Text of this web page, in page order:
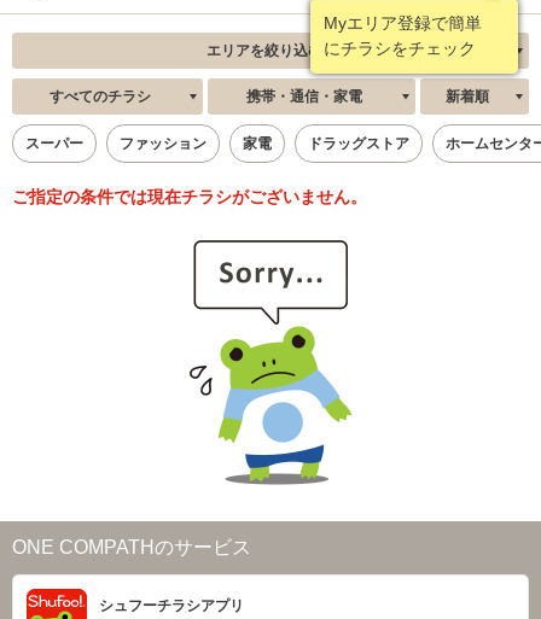
Myエリア登録で簡単
にチラシをチェック
エリアを絞り込む
すべてのチラシ 携帯・通信・家電 新着順
スーパー ファッション 家電 ドラッグストア ホームセンタ
ご指定の条件では現在チラシがございません。
ONE COMPATHのサービス
シュフーチラシアプリ